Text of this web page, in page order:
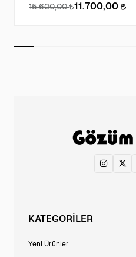
15.600,00 11.700,00
KATEGORİLER
Yeni Ürünler